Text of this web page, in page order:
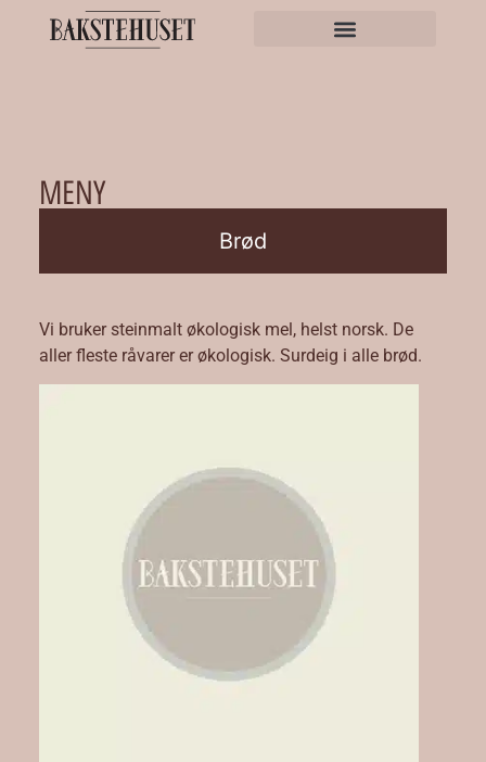
MENY
Brød
Vi bruker steinmalt økologisk mel, helst norsk. De
aller fleste råvarer er økologisk. Surdeig i alle brød.